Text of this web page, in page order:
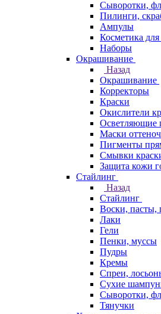
Сыворотки,
Пилинги,
Ампулы
Косметика
Наборы
Окрашивание
Назад
Окрашивание
Корректоры
Краски
Окислители
Осветляющие
Маски
Пигменты
Смывки
Защита кожи
Стайлинг
Назад
Стайлинг
Воски, пасты,
Лаки
Гели
Пенки, муссы
Пудры
Кремы
Спреи,
Сухие
Сыворотки,
Тянучки